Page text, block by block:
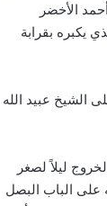
الأخضر
يكبره بقرابة
الشيخ عبيد الله
الخروج ليلاً لصغر
على الباب البصل